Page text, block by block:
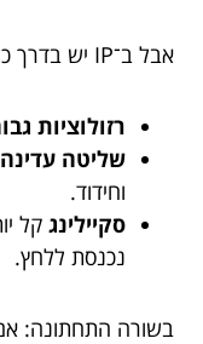
אבל ב־IP יש בדרך כלל יותר מרחב נשימה:
רזולוציות
שליטה
וחידוד.
סקיילינג קל
נכנסת ללחץ.
בשורה התחתונה: